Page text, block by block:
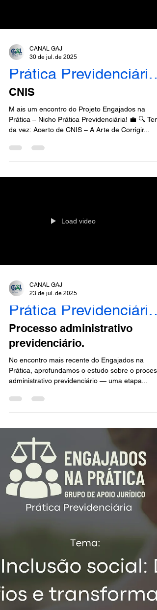
CANAL GAJ
30 de jul. de 2025
Prática Previdenciária - Engajados
CNIS
M ais um encontro do Projeto Engajados na
Prática – Nicho Prática Previdenciária! 💼 🔍 Tema
da vez: Acerto de CNIS – A Arte de Corrigir...
Load video
CANAL GAJ
23 de jul. de 2025
Prática Previdenciária - Engajados
Processo administrativo
previdenciário.
No encontro mais recente do Engajados na
Prática, aprofundamos o estudo sobre o
administrativo previdenciário — uma etapa...